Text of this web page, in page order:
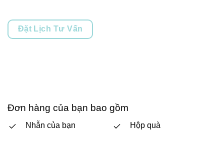
Đặt Lịch Tư Vấn
Đơn hàng của bạn bao gồm
Nhẫn của bạn Hộp quà